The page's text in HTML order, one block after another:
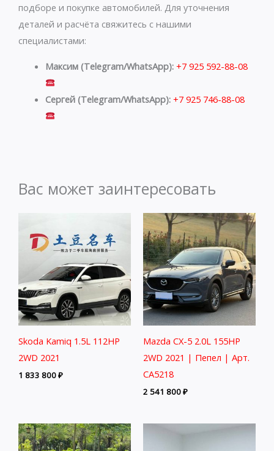
подборе и покупке автомобилей. Для уточнения
деталей и расчёта свяжитесь с нашими
специалистами:
Максим (Telegram/WhatsApp): +7 925 592-88-08
Сергей (Telegram/WhatsApp): +7 925 746-88-08
Вас может заинтересовать
Skoda Kamiq 1.5L 112HP
2WD 2021
1 833 800₽
Mazda CX-5 2.0L 155HP
2WD 2021 | Пепел | Арт.
CA5218
2 541 800₽